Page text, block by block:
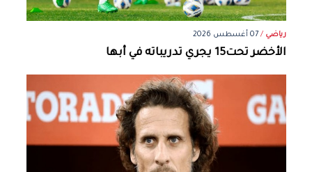
رياضي /07 أغسطس 2026
الأخضر تحت15 يجري تدريباته في أبها